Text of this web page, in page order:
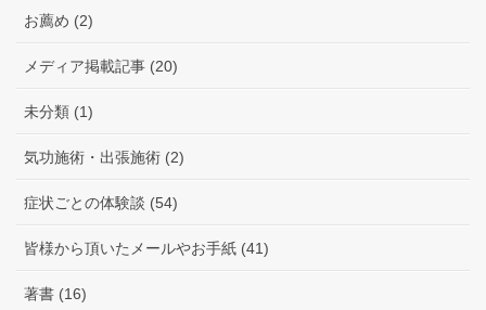
お薦め (2)
メディア掲載記事 (20)
未分類 (1)
気功施術・出張施術 (2)
症状ごとの体験談 (54)
皆様から頂いたメールやお手紙 (41)
著書 (16)